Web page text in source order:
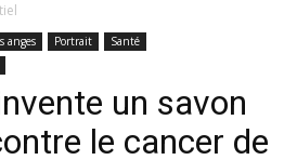
anges Portrait
Santé
un savon
le cancer de